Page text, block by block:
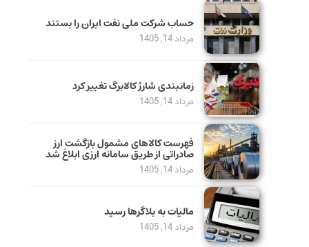
حساب‌ شرکت ملی نفت ایران را بستند
مرداد 14, 1405
زمانبندی شارژ کالابرگ تغییر کرد
مرداد 14, 1405
فهرست کالاهای مشمول بازگشت ارز
صادراتی از طریق سامانه ارزی ابلاغ شد
مرداد 14, 1405
مالیات به بلاگرها رسید
مرداد 14, 1405